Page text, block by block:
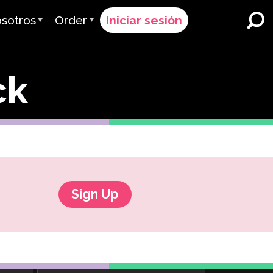
ClassLink
Lugares de trabajo
Order Iniciar sesión
Sign Up